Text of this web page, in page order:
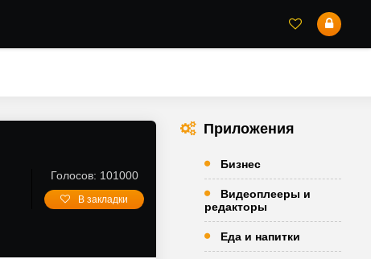
Голосов: 101000
В закладки
Приложения
Бизнес
Видеоплееры и
редакторы
Еда и напитки